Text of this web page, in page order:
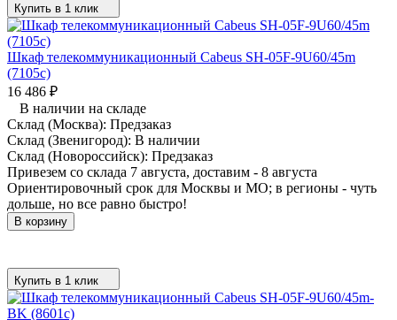
Купить в 1 клик
Шкаф телекоммуникационный Cabeus SH-05F-9U60/45m
(7105c)
16 486 ₽
В наличии на складе
Склад (Москва): Предзаказ
Склад (Звенигород): В наличии
Склад (Новороссийск): Предзаказ
Привезем со склада 7 августа, доставим - 8 августа
Ориентировочный срок для Москвы и МО; в регионы - чуть
дольше, но все равно быстро!
В корзину
Купить в 1 клик